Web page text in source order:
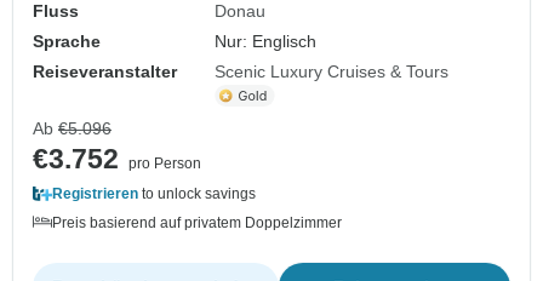
Fluss
Donau
Sprache
Nur: Englisch
Reiseveranstalter
Scenic Luxury Cruises & Tours
Ab €5.096
€3.752
pro Person
Registrieren to unlock savings
Preis basierend auf privatem Doppelzimmer